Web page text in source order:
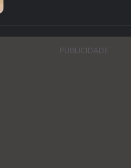
PUBLICIDADE